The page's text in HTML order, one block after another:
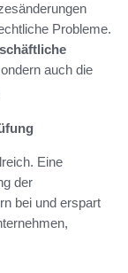
Probleme.
auch die
Eine
der
bei und erspart